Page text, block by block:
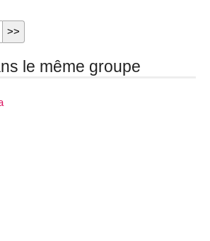
le même groupe